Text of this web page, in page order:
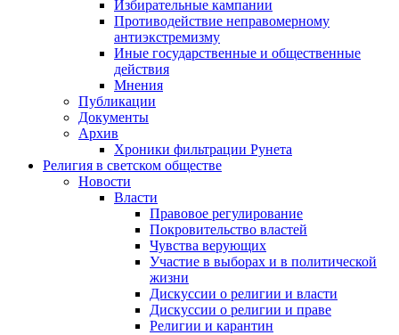
Избирательные кампании
Противодействие неправомерному
антиэкстремизму
Иные государственные и общественные
действия
Мнения
Публикации
Документы
Архив
Хроники фильтрации Рунета
Религия в светском обществе
Новости
Власти
Правовое регулирование
Покровительство властей
Чувства верующих
Участие в выборах и в политической
жизни
Дискуссии о религии и власти
Дискуссии о религии и праве
Религии и карантин